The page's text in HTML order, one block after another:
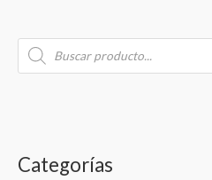
P
d
a
rCategorías
s
p